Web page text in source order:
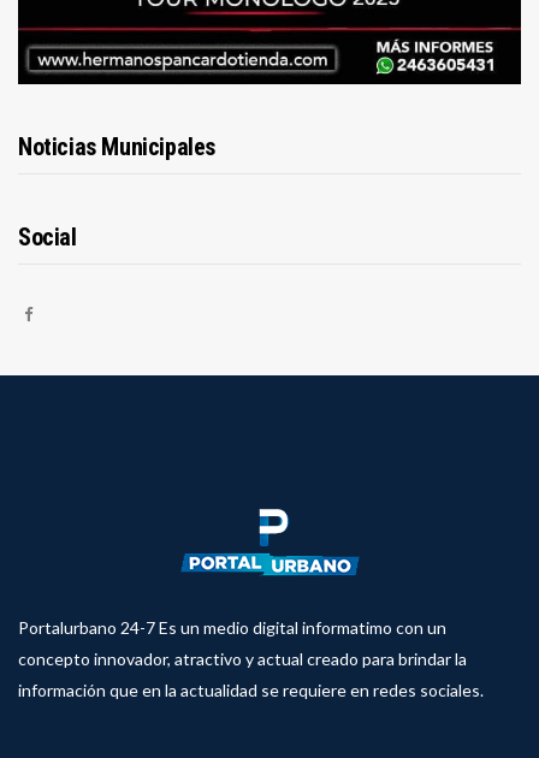
Noticias Municipales
Social
Portalurbano 24-7 Es un medio digital informatimo con un
concepto innovador, atractivo y actual creado para brindar la
información que en la actualidad se requiere en redes sociales.